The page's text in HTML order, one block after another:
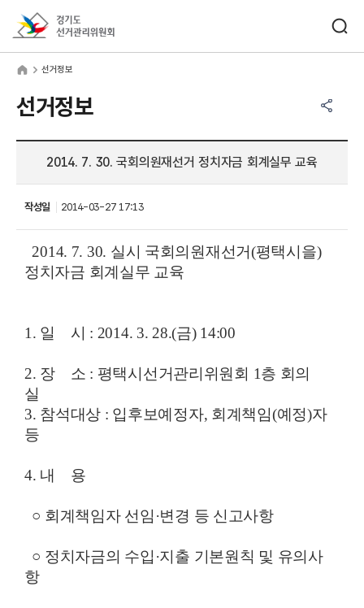
선거정보
선거정보
2014. 7. 30. 국회의원재선거 정치자금 회계실무 교육
작성일 2014-03-27 17:13
2014. 7. 30. 실시 국회의원재선거(평택시을)
정치자금 회계실무 교육
1. 일 시 : 2014. 3. 28.(금) 14:00
2. 장 소 : 평택시선거관리위원회 1층 회의
실
3. 참석대상 : 입후보예정자, 회계책임(예정)자
등
4. 내 용
○ 회계책임자 선임·변경 등 신고사항
○ 정치자금의 수입·지출 기본원칙 및 유의사
항